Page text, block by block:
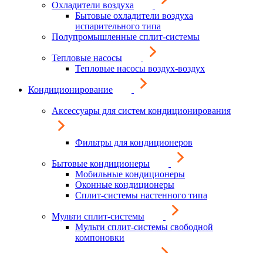
Охладители воздуха
Бытовые охладители воздуха
испарительного типа
Полупромышленные сплит-системы
Тепловые насосы
Тепловые насосы воздух-воздух
Кондиционирование
Аксессуары для систем кондиционирования
Фильтры для кондиционеров
Бытовые кондиционеры
Мобильные кондиционеры
Оконные кондиционеры
Сплит-системы настенного типа
Мульти сплит-системы
Мульти сплит-системы свободной
компоновки